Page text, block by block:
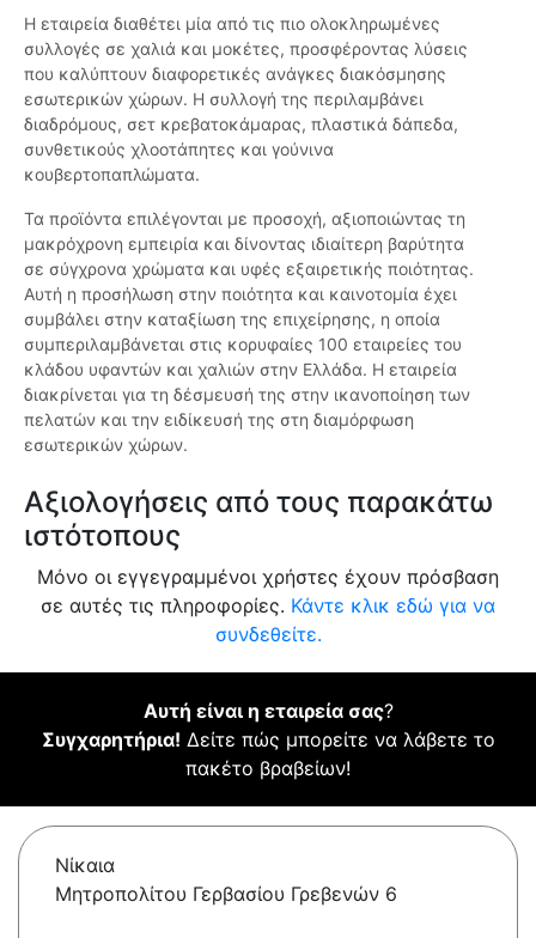
Η εταιρεία διαθέτει μία από τις πιο ολοκληρωμένες
συλλογές σε χαλιά και μοκέτες, προσφέροντας λύσεις
που καλύπτουν διαφορετικές ανάγκες διακόσμησης
εσωτερικών χώρων. Η συλλογή της περιλαμβάνει
διαδρόμους, σετ κρεβατοκάμαρας, πλαστικά δάπεδα,
συνθετικούς χλοοτάπητες και γούνινα
κουβερτοπαπλώματα.
Τα προϊόντα επιλέγονται με προσοχή, αξιοποιώντας τη
μακρόχρονη εμπειρία και δίνοντας ιδιαίτερη βαρύτητα
σε σύγχρονα χρώματα και υφές εξαιρετικής ποιότητας.
Αυτή η προσήλωση στην ποιότητα και καινοτομία έχει
συμβάλει στην καταξίωση της επιχείρησης, η οποία
συμπεριλαμβάνεται στις κορυφαίες 100 εταιρείες του
κλάδου υφαντών και χαλιών στην Ελλάδα. Η εταιρεία
διακρίνεται για τη δέσμευσή της στην ικανοποίηση των
πελατών και την ειδίκευσή της στη διαμόρφωση
εσωτερικών χώρων.
Αξιολογήσεις από τους παρακάτω
ιστότοπους
Μόνο οι εγγεγραμμένοι χρήστες έχουν πρόσβαση
σε αυτές τις πληροφορίες. Κάντε κλικ εδώ για να
συνδεθείτε.
Αυτή είναι η εταιρεία σας?
Συγχαρητήρια! Δείτε πώς μπορείτε να λάβετε το
πακέτο βραβείων!
Νίκαια
Μητροπολίτου Γερβασίου Γρεβενών 6